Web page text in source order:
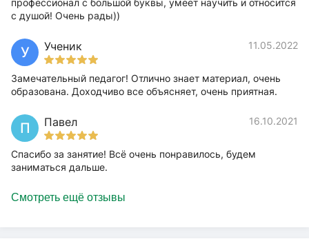
с душой! Очень рады))
У Ученик 11.05.2022
Замечательный педагог! Отлично знает материал, очень
образована. Доходчиво все объясняет, очень приятная.
П Павел 16.10.2021
Спасибо за занятие! Всё очень понравилось, будем
заниматься дальше.
Смотреть ещё отзывы